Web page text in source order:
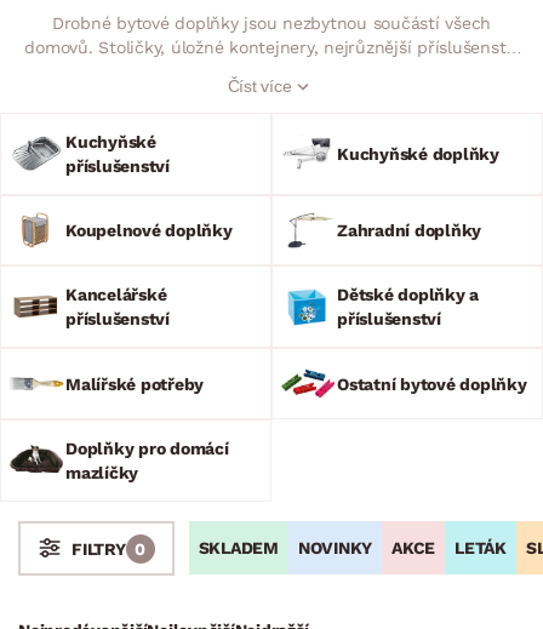
Drobné bytové doplňky jsou nezbytnou součástí všech
domovů. Stoličky, úložné kontejnery, nejrůznější příslušenství
Koupelnové i kuchyňské doplňky v naší nabídce též najdete.
ohniště, polštářů na křesla i grilovacího náčiní se využije nejen
v letních dnech.
Číst více
Kuchyňské
příslušenství
Kuchyňské doplňky
Koupelnové doplňky Zahradní doplňky
Kancelářské
příslušenství
Dětské doplňky a
příslušenství
Malířské potřeby Ostatní bytové doplňky
Doplňky pro domácí
mazlíčky
SKLADEM NOVINKY AKCE LETÁK
FILTRY 0